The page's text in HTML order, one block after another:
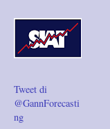
Tweet di
@GannForecasti
ng